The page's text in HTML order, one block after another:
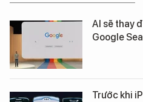
AI sẽ thay
Google
Trước khi